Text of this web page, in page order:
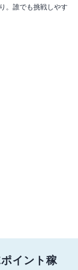
。誰でも挑戦しやす
イント稼